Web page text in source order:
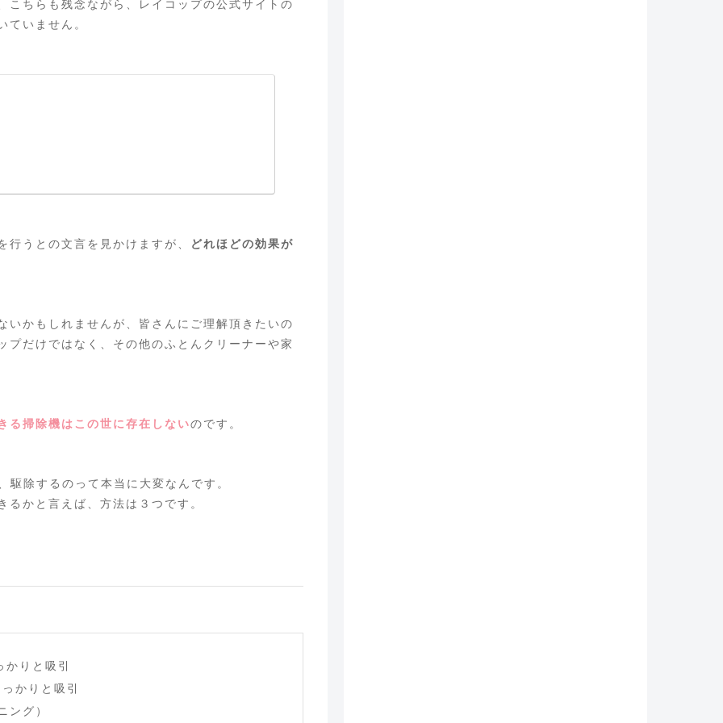
こちらも残念ながら、レイコップの公式サイトの
ていません。
うとの文言を見かけますが、 どれほどの効果が
いかもしれませんが、皆さんにご理解頂きたいの
だけではなく、その他のふとんクリーナーや家
る掃除機はこの世に存在しないのです。
除するのって本当に大変なんです。
かと言えば、方法は３つです。
りと吸引
かりと吸引
ング）